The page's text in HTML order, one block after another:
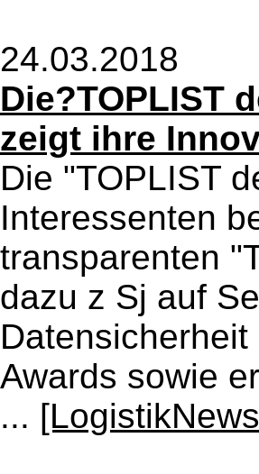
24.03.2018
Die?TOPLIST
zeigt ihre
Die "TOPLIST
Interessenten
transparenten
dazu z Sj auf
Awards sowie
...